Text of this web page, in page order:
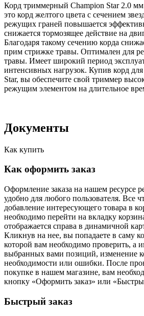
Корд триммерный Champion Star 2.0
это корд желтого цвета с сечением
режущих граней повышается
снижается тормозящее действие на
Благодаря такому сечению корда
прим стрижке травы. Оптимален для
травы. Имеет широкий период
интенсивных нагрузок. Купив корд
Star, вы обеспечите свой триммер
режущим элементом на длительное
Документы
Как купить
Как оформить заказ
Оформление заказа на нашем ресурсе
удобно для любого пользователя. Все
добавление интересующего товара в
необходимо перейти на вкладку
отображается справа в динамичной
Кликнув на нее, вы попадаете в саму
которой вам необходимо проверить, а
выбранных вами позиций, изменение
необходимости или ошибки. После
покупке в нашем магазине, вам
кнопку «Оформить заказ» или
Быстрый заказ